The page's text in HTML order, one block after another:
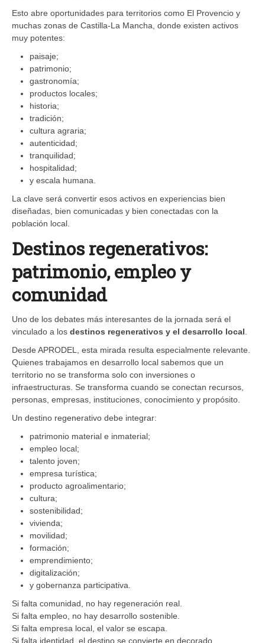
Esto abre oportunidades para territorios como El Provencio y
muchas zonas de Castilla-La Mancha, donde existen activos
muy potentes:
paisaje;
patrimonio;
gastronomía;
productos locales;
historia;
tradición;
cultura agraria;
autenticidad;
tranquilidad;
hospitalidad;
y escala humana.
La clave será convertir esos activos en experiencias bien
diseñadas, bien comunicadas y bien conectadas con la
población local.
Destinos regenerativos:
patrimonio, empleo y
comunidad
Uno de los debates más interesantes de la jornada será el
vinculado a los destinos regenerativos y el desarrollo local
Desde APRODEL, esta mirada resulta especialmente relevante.
Quienes trabajamos en desarrollo local sabemos que un
territorio no se transforma solo con inversiones o
infraestructuras. Se transforma cuando se conectan recursos,
personas, empresas, instituciones, conocimiento y propósito.
Un destino regenerativo debe integrar:
patrimonio material e inmaterial;
empleo local;
talento joven;
empresa turística;
producto agroalimentario;
cultura;
sostenibilidad;
vivienda;
movilidad;
formación;
emprendimiento;
digitalización;
y gobernanza participativa.
Si falta comunidad, no hay regeneración real.
Si falta empleo, no hay desarrollo sostenible.
Si falta empresa local, el valor se escapa.
Si falta identidad, el destino se convierte en decorado.